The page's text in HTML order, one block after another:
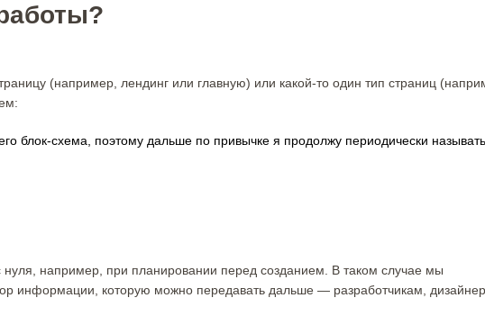
(например, лендинг или главную) или какой-то один тип страниц
блок-схема, поэтому дальше по привычке я продолжу периодически
например, при планировании перед созданием. В таком случае мы
информации, которую можно передавать дальше — разработчикам,